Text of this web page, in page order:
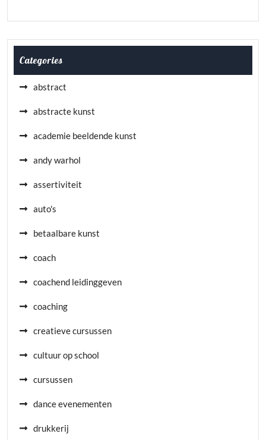
Categories
abstract
abstracte kunst
academie beeldende kunst
andy warhol
assertiviteit
auto's
betaalbare kunst
coach
coachend leidinggeven
coaching
creatieve cursussen
cultuur op school
cursussen
dance evenementen
drukkerij